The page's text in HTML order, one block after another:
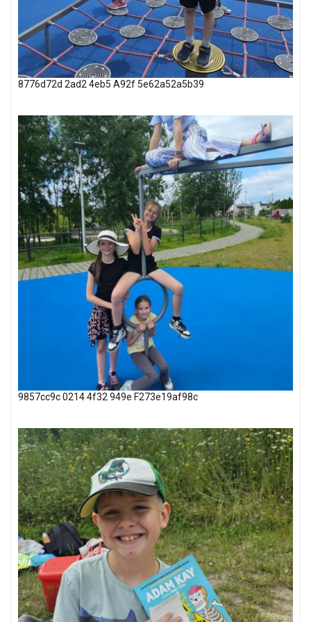
8776d72d 2ad2 4eb5 A92f 5e62a52a5b39
9857cc9c 0214 4f32 949e F273e19af98c